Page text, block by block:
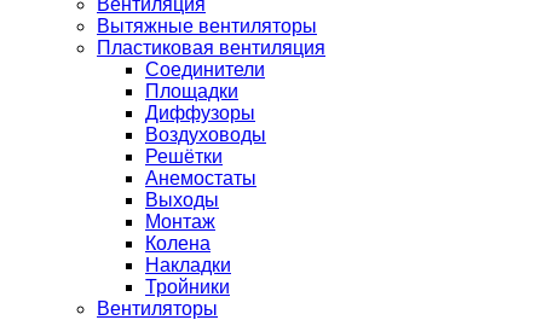
Вентиляция
Вытяжные вентиляторы
Пластиковая вентиляция
Соединители
Площадки
Диффузоры
Воздуховоды
Решётки
Анемостаты
Выходы
Монтаж
Колена
Накладки
Тройники
Вентиляторы